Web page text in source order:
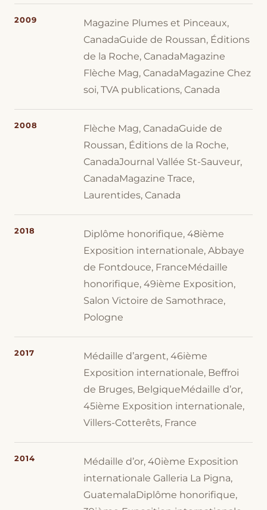
2009
Magazine Plumes et Pinceaux,
CanadaGuide de Roussan, Éditions
de la Roche, CanadaMagazine
Flèche Mag, CanadaMagazine Chez
soi, TVA publications, Canada
2008
Flèche Mag, CanadaGuide de
Roussan, Éditions de la Roche,
CanadaJournal Vallée St-Sauveur,
CanadaMagazine Trace,
Laurentides, Canada
2018
Diplôme honorifique, 48ième
Exposition internationale, Abbaye
de Fontdouce, FranceMédaille
honorifique, 49ième Exposition,
Salon Victoire de Samothrace,
Pologne
2017
Médaille d’argent, 46ième
Exposition internationale, Beffroi
de Bruges, BelgiqueMédaille d’or,
45ième Exposition internationale,
Villers-Cotterêts, France
2014
Médaille d’or, 40ième Exposition
internationale Galleria La Pigna,
GuatemalaDiplôme honorifique,